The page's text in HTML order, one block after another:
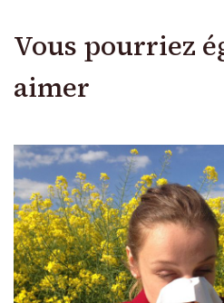
Vous pourriez
aimer